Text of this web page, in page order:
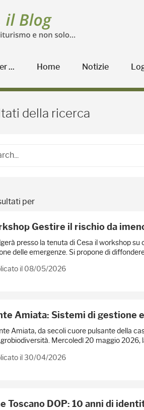
... Home Notizie
Agricoltura
della ricerca
per
Gestire il rischio da
presso la tenuta di Cesa il workshop
delle emergenze. Si propone di
il 08/05/2026
Amiata: Sistemi di gestione
Amiata, da secoli cuore pulsante della
Mercoledì 20 maggio 2026,
il 30/04/2026
Toscano DOP: 10 anni di